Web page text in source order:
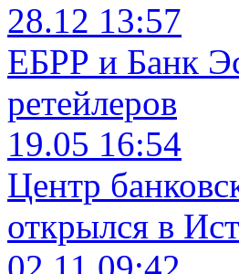
28.12 13:57
ЕБРР и Банк
ретейлеров
19.05 16:54
Центр
открылся в